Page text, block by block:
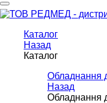
Каталог
Назад
Каталог
Обладнання
Назад
Обладнання